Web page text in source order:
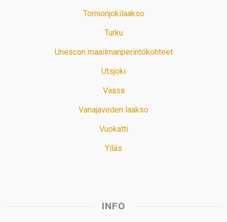
Tornionjokilaakso
Turku
Unescon maailmanperintökohteet
Utsjoki
Vaasa
Vanajaveden laakso
Vuokatti
Ylläs
INFO